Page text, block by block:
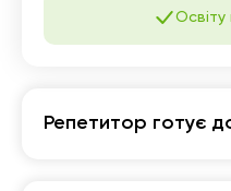
Освіту
Репетитор готує